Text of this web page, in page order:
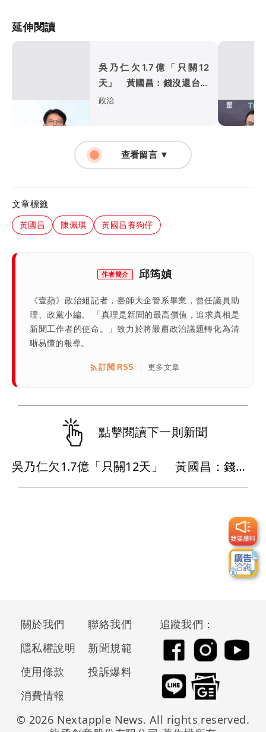
延伸閱讀
吳乃仁欠1.7億「只關12
天」 黃國昌：錢沒還台糖
就跪下？
政治
查看留言 ▼
文章標籤
黃國昌 陳佩琪 黃國昌養狗仔
作者簡介 邱筠媜
《壹蘋》政治組記者，臺師大企管系畢業，曾任議員助
理、政黨小編。 「真理是新聞的最高價值，追求真相是
新聞工作者的使命。」致力於將嚴肅政治議題轉化為清
晰易懂的報導。
訂閱 RSS | 更多文章
點擊閱讀下一則新聞
吳乃仁欠1.7億「只關12天」 黃國昌：錢沒還台糖就跪下？
關於我們
聯絡我們
隱私權說明
新聞規範
使用條款
投訴爆料
消費情報
追蹤我們：
© 2026 Nextapple News. All rights reserved.